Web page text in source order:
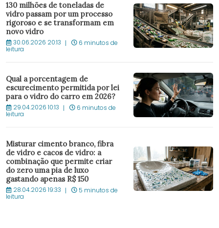
130 milhões de toneladas de
vidro passam por um processo
rigoroso e se transformam em
novo vidro
30.06.2026 20:13 6 minutos de
leitura
Qual a porcentagem de
escurecimento permitida por lei
para o vidro do carro em 2026?
29.04.2026 10:13 6 minutos de
leitura
Misturar cimento branco, fibra
de vidro e cacos de vidro: a
combinação que permite criar
do zero uma pia de luxo
gastando apenas R$ 150
28.04.2026 19:33 5 minutos de
leitura